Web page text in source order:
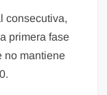
consecutiva,
primera fase
no mantiene